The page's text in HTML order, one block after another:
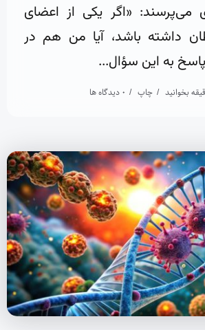
می‌پرسند: «اگر یکی از اعضای
داشته باشد، آیا من هم در
به این سؤال...
چاپ 0 دیدگاه ها